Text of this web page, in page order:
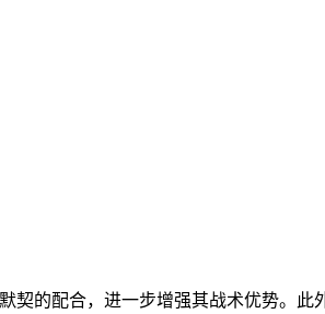
的配合，进一步增强其战术优势。此